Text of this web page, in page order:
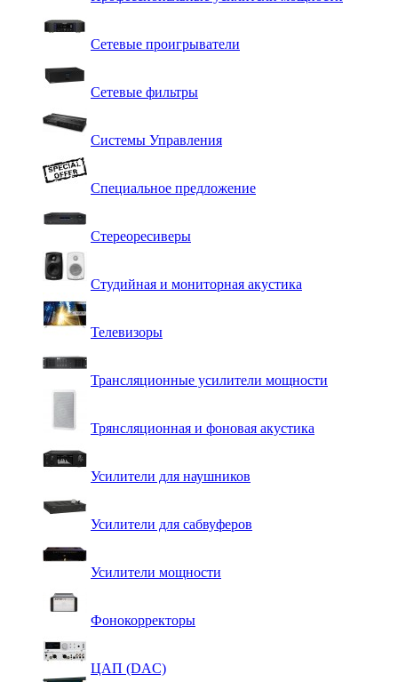
Сетевые проигрыватели
Сетевые фильтры
Системы Управления
Специальное предложение
Стереоресиверы
Студийная и мониторная акустика
Телевизоры
Трансляционные усилители мощности
Трянсляционная и фоновая акустика
Усилители для наушников
Усилители для сабвуферов
Усилители мощности
Фонокорректоры
ЦАП (DAC)